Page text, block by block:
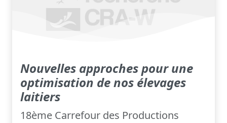
Nouvelles approches pour une
optimisation de nos élevages
laitiers
18ème Carrefour des Productions